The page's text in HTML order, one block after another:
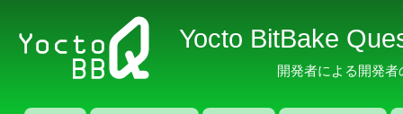
イ
コ
Yocto BitBake
開発者による開発